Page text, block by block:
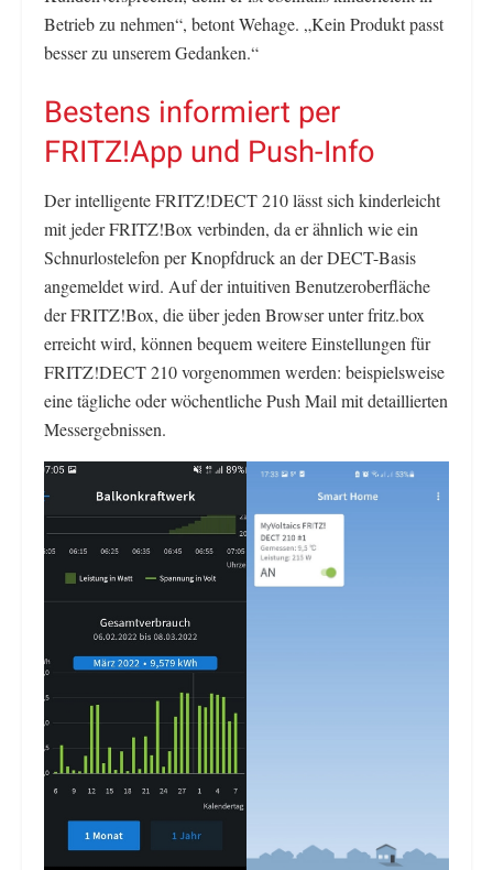
Betrieb zu nehmen“, betont Wehage. „Kein Produkt passt
besser zu unserem Gedanken.“
Bestens informiert per
FRITZ!App und Push-Info
Der intelligente FRITZ!DECT 210 lässt sich kinderleicht
mit jeder FRITZ!Box verbinden, da er ähnlich wie ein
Schnurlostelefon per Knopfdruck an der DECT-Basis
angemeldet wird. Auf der intuitiven Benutzeroberfläche
der FRITZ!Box, die über jeden Browser unter fritz.box
erreicht wird, können bequem weitere Einstellungen für
FRITZ!DECT 210 vorgenommen werden: beispielsweise
eine tägliche oder wöchentliche Push Mail mit detaillierten
Messergebnissen.